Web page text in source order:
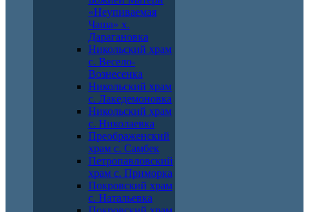
«Неупиваемая
Чаша» х.
Дарагановка
Никольский храм
с. Весело-
Вознесенка
Никольский храм
с. Лакедемоновка
Никольский храм
с. Николаевка
Преображенский
храм с. Самбек
Петропавловский
храм с. Приморка
Покровский храм
с. Натальевка